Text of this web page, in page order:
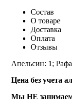
Состав
О товаре
Доставка
Оплата
Отзывы
Апельсин: 1;
Цена без учета
Мы НЕ